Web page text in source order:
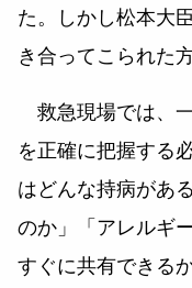
た。しかし松本大
き合ってこられた
救急現場では、
を正確に把握する
はどんな持病があ
のか」「アレルギ
すぐに共有できる